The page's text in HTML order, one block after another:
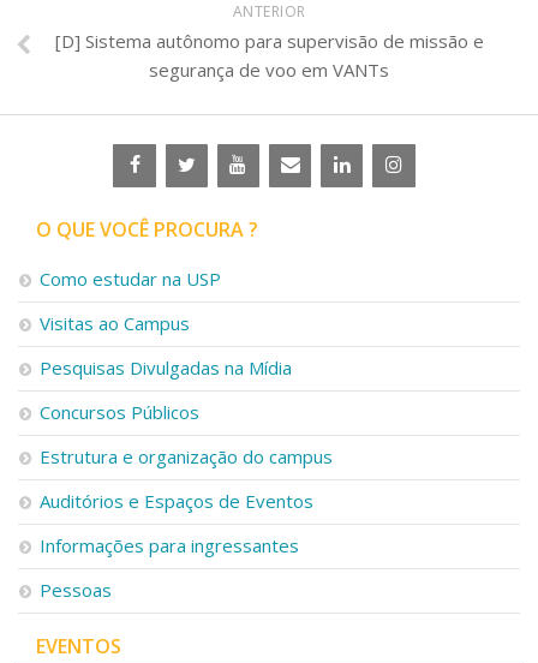
ANTERIOR
[D] Sistema autônomo para supervisão de missão e
segurança de voo em VANTs
O QUE VOCÊ PROCURA ?
Como estudar na USP
Visitas ao Campus
Pesquisas Divulgadas na Mídia
Concursos Públicos
Estrutura e organização do campus
Auditórios e Espaços de Eventos
Informações para ingressantes
Pessoas
EVENTOS